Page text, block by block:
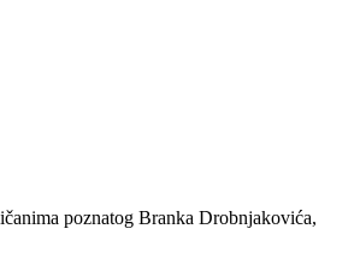
poznatog Branka Drobnjakovića,